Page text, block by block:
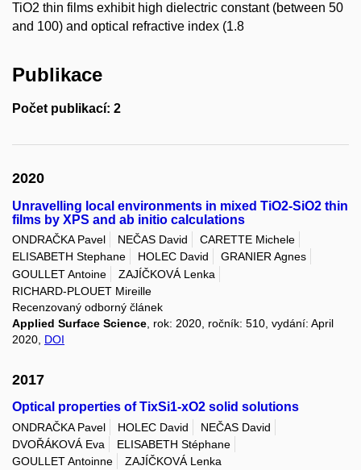
TiO2 thin films exhibit high dielectric constant (between 50
and 100) and optical refractive index (1.8
Publikace
Počet publikací: 2
2020
Unravelling local environments in mixed TiO2-SiO2 thin
films by XPS and ab initio calculations
ONDRAČKA Pavel NEČAS David
CARETTE Michele
ELISABETH Stephane
HOLEC David
GRANIER Agnes
GOULLET Antoine
ZAJÍČKOVÁ Lenka
RICHARD-PLOUET Mireille
Recenzovaný odborný článek
Applied Surface Science , rok: 2020, ročník: 510, vydání: April
2020, DOI
2017
Optical properties of TixSi1-xO2 solid solutions
ONDRAČKA Pavel HOLEC David
NEČAS David
DVOŘÁKOVÁ Eva
ELISABETH Stéphane
GOULLET Antoinne
ZAJÍČKOVÁ Lenka